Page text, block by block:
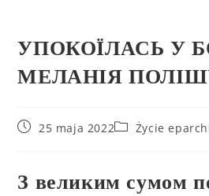
УПОКОЇЛАСЬ У
МЕЛАНІЯ
25 maja 2022 Życie
З великим сумом